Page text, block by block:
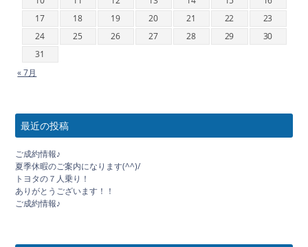
17
18 19 20 21 22
23
24
25 26 27 28 29
30
31
« 7月
最近の投稿
ご成約情報♪
夏季休暇のご案内になります(^^)/
トヨタの７人乗り！
ありがとうございます！！
ご成約情報♪